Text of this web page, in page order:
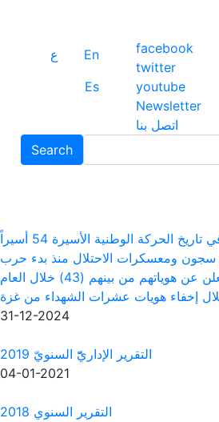
facebook
twitter
youtube
Newsletter
اتصل بنا
En
Es
Search
Search
العام الأكثر دموية في تاريخ الحركة الوطنية الأسيرة 54 أسيراً
ومعسكرات الاحتلال منذ بدء حرب
الإبادة وهم فقط المعلن عن هوياتهم من بينهم (43) خلال العام
31-12-2024
التقرير الإداريّّ السنويّ 2019
04-01-2021
التقرير السنوي 2018